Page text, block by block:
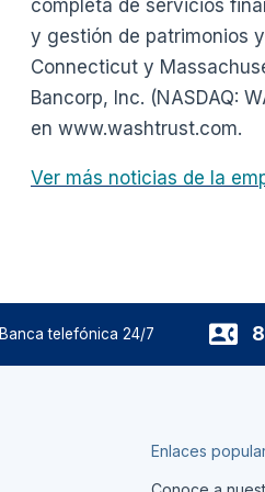
completa de servicios
y gestión de patrimonios
Connecticut y
Bancorp, Inc. (NASDAQ:
en www.washtrust.com.
Ver más noticias de la
Banca telefónica 24/7
Enlaces